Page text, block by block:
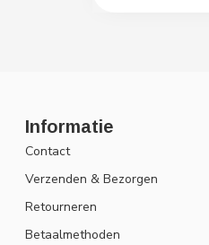
Informatie
Contact
Verzenden & Bezorgen
Retourneren
Betaalmethoden